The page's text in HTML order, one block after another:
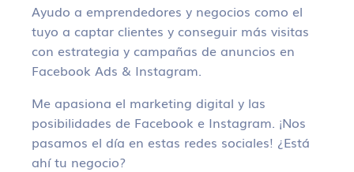
Ayudo a emprendedores y negocios como el
tuyo a captar clientes y conseguir más visitas
con estrategia y campañas de anuncios en
Facebook Ads & Instagram.
Me apasiona el marketing digital y las
posibilidades de Facebook e Instagram. ¡Nos
pasamos el día en estas redes sociales! ¿Está
ahí tu negocio?